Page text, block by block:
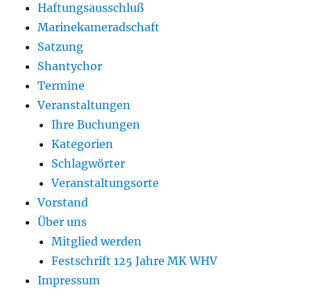
Haftungsausschluß
Marinekameradschaft
Satzung
Shantychor
Termine
Veranstaltungen
Ihre Buchungen
Kategorien
Schlagwörter
Veranstaltungsorte
Vorstand
Über uns
Mitglied werden
Festschrift 125 Jahre MK WHV
Impressum